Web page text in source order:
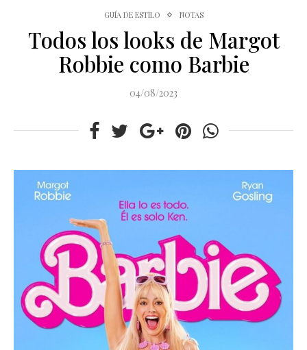
GUÍA DE ESTILO NOTAS
Todos los looks de Margot
Robbie como Barbie
04/08/2023